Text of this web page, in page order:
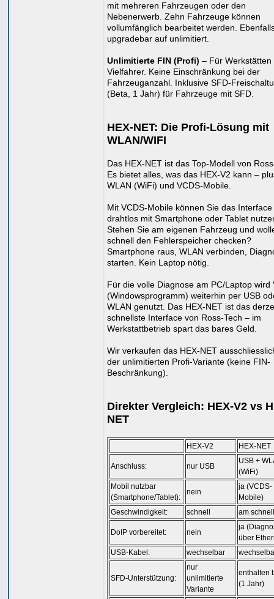
mit mehreren Fahrzeugen oder den
Nebenerwerb. Zehn Fahrzeuge können
vollumfänglich bearbeitet werden.
upgradebar auf unlimitiert.
Unlimitierte FIN (Profi) – Für Werkstätten
Vielfahrer. Keine Einschränkung bei der
Fahrzeuganzahl. Inklusive SFD-
(Beta, 1 Jahr) für Fahrzeuge mit SFD.
HEX-NET: Die Profi-Lösung mit
WLAN/WIFI
Das HEX-NET ist das Top-Modell von
Es bietet alles, was das HEX-V2 kann –
WLAN (WiFi) und VCDS-Mobile.
Mit VCDS-Mobile können Sie das Interface
drahtlos mit Smartphone oder Tablet
Stehen Sie am eigenen Fahrzeug und
schnell den Fehlerspeicher checken?
Smartphone raus, WLAN verbinden,
starten. Kein Laptop nötig.
Für die volle Diagnose am PC/Laptop wird
(Windowsprogramm) weiterhin per USB
WLAN genutzt. Das HEX-NET ist das
schnellste Interface von Ross-Tech – im
Werkstattbetrieb spart das bares Geld.
Wir verkaufen das HEX-NET
der unlimitierten Profi-Variante (keine FIN-
Beschränkung).
Direkter Vergleich: HEX-V2 vs
NET
HEX-V2 HEX-NET
Anschluss: nur USB
USB +
(WiFi)
Mobil nutzbar
(Smartphone/Tablet):
nein
ja (VCDS-
Mobile)
Geschwindigkeit:
schnell am
DoIP vorbereitet: nein
ja
über
USB-Kabel:
wechselbar
SFD-Unterstützung:
nur
unlimitierte
Variante
enthalten
(1 Jahr)